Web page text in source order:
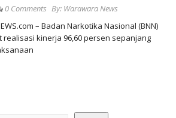
0 Comments By: Warawara News
– Badan Narkotika Nasional (BNN)
realisasi kinerja 96,60 persen sepanjang